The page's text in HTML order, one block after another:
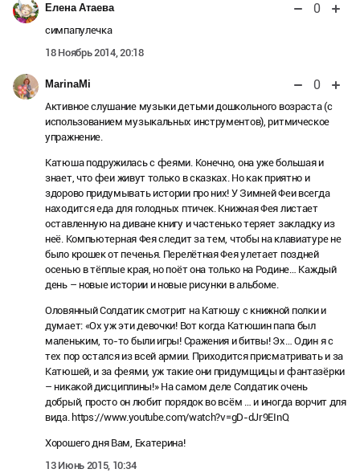
Елена Атаева 0
симпапулечка
18 Ноябрь 2014, 20:18
MarinaMi 0
Активное слушание музыки детьми дошкольного возраста (с
использованием музыкальных инструментов), ритмическое
упражнение.
Катюша подружилась с феями. Конечно, она уже большая и
знает, что феи живут только в сказках. Но как приятно и
здорово придумывать истории про них! У Зимней Феи всегда
находится еда для голодных птичек. Книжная Фея листает
оставленную на диване книгу и частенько теряет закладку из
неё. Компьютерная Фея следит за тем, чтобы на клавиатуре не
было крошек от печенья. Перелётная Фея улетает поздней
осенью в тёплые края, но поёт она только на Родине… Каждый
день – новые истории и новые рисунки в альбоме.
Оловянный Солдатик смотрит на Катюшу с книжной полки и
думает: «Ох уж эти девочки! Вот когда Катюшин папа был
маленьким, то-то были игры! Сражения и битвы! Эх… Один я с
тех пор остался из всей армии. Приходится присматривать и за
Катюшей, и за феями, уж такие они придумщицы и фантазёрки
– никакой дисциплины!» На самом деле Солдатик очень
добрый, просто он любит порядок во всём … и иногда ворчит для
вида. https://www.youtube.com/watch?v=gD-dJr9EInQ
Хорошего дня Вам, Екатерина!
13 Июнь 2015, 10:34